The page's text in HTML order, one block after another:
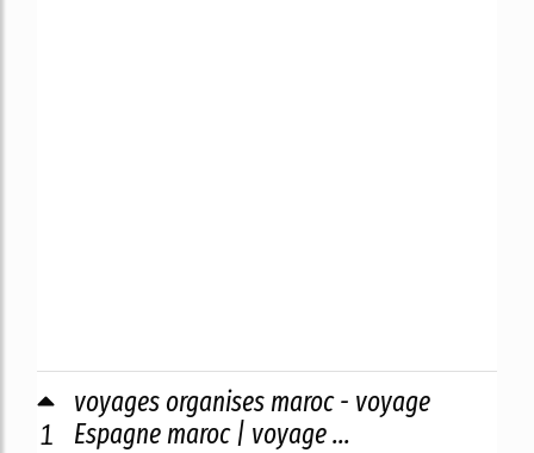
1
voyages organises maroc - voyage
Espagne maroc | voyage ...